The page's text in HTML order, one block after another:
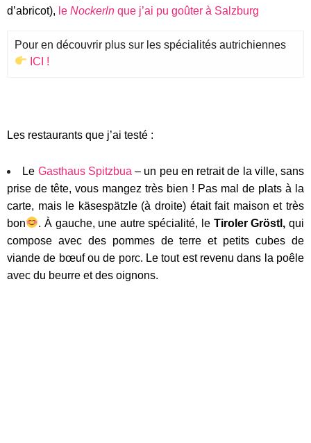
d’abricot), le Nockerln que j’ai pu goûter à Salzburg
Pour en découvrir plus sur les spécialités autrichiennes
ICI !
Les restaurants que j’ai testé :
Le Gasthaus Spitzbua – un peu en retrait de la ville, sans
prise de tête, vous mangez très bien ! Pas mal de plats à la
carte, mais le käsespätzle (à droite) était fait maison et très
bon
. À gauche, une autre spécialité, le Tiroler Gröstl,qui
compose avec des pommes de terre et petits cubes de
viande de bœuf ou de porc. Le tout est revenu dans la poêle
avec du beurre et des oignons.